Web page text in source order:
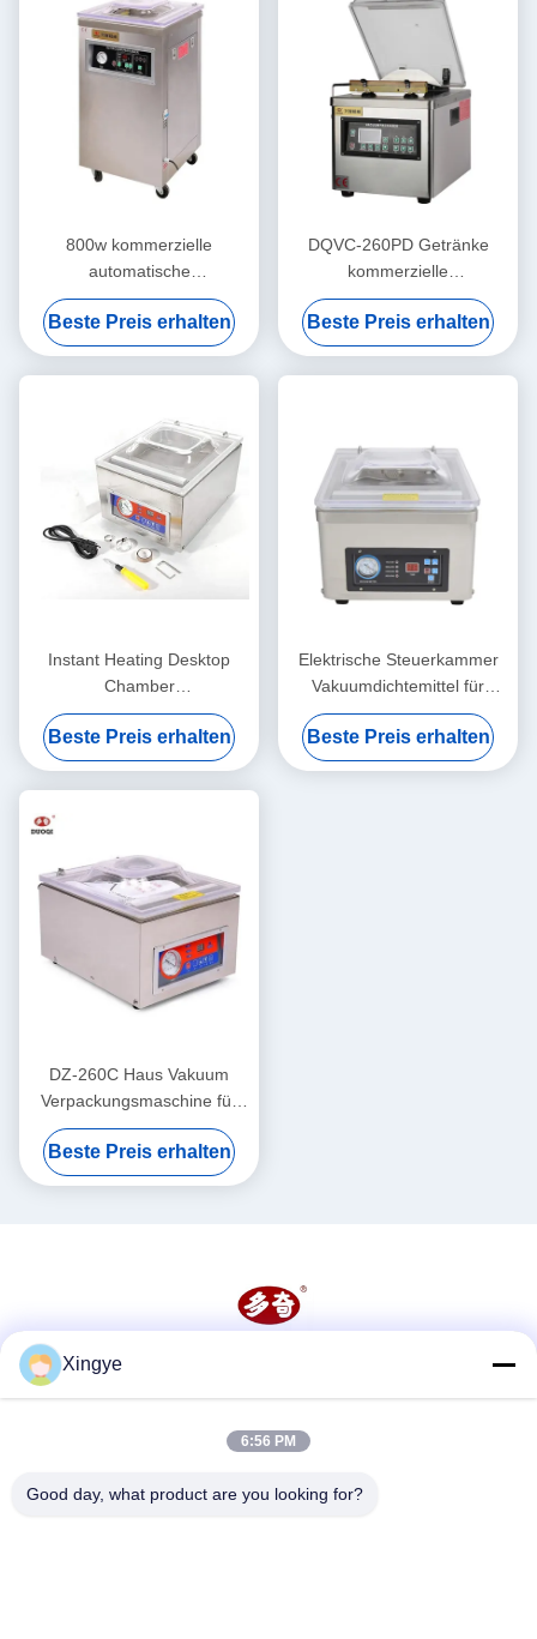
800w kommerzielle
automatische
Vakuumverpackungsmaschine
für Brot und Fleisch
Beste Preis erhalten
DQVC-260PD Getränke
kommerzielle
Vakuumverpackungsmaschine
Hochleistungs
Vakuumversiegelungsmaschine
Beste Preis erhalten
Instant Heating Desktop
Chamber
Vakuumverpackungsmaschine
für Waren
Beste Preis erhalten
Elektrische Steuerkammer
Vakuumdichtemittel für
Haushalts- und
Gewerbeverpackungen
Beste Preis erhalten
DZ-260C Haus Vakuum
Verpackungsmaschine für
Lebensmittel und Gemüse
260mm Kammergröße
Beste Preis erhalten
Xingye
6:56 PM
Good day, what product are you looking for?